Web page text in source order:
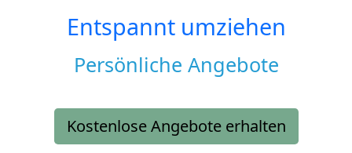
Entspannt umziehen
Persönliche Angebote
Kostenlose Angebote erhalten